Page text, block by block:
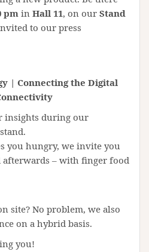
pmin Hall 11, on our Stand
to our press
| Connecting the Digital
insights during our
you hungry, we invite you
– with finger food
site? No problem, we also
on a hybrid basis.
you!